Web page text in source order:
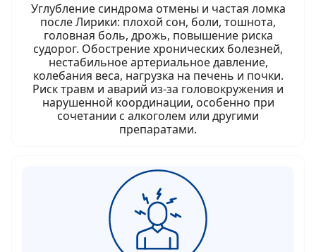
Углубление синдрома отмены и частая ломка
после Лирики: плохой сон, боли, тошнота,
головная боль, дрожь, повышение риска
судорог. Обострение хронических болезней,
нестабильное артериальное давление,
колебания веса, нагрузка на печень и почки.
Риск травм и аварий из‑за головокружения и
нарушенной координации, особенно при
сочетании с алкоголем или другими
препаратами.